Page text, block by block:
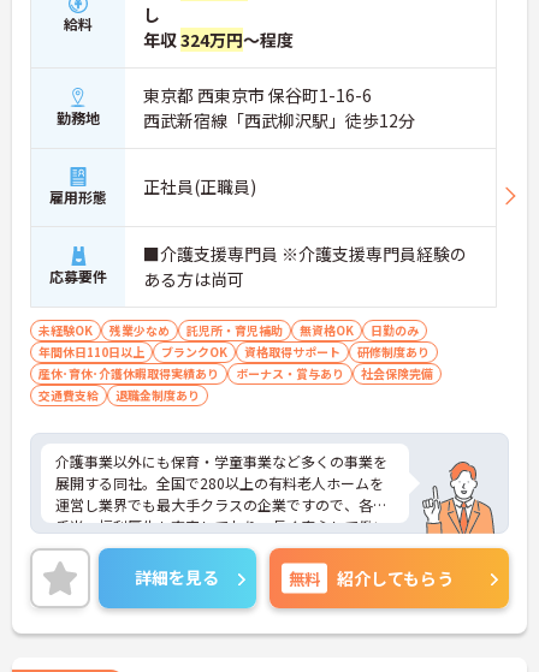
給料
し
年収324万円～程度
勤務地
東京都 西東京市 保谷町1-16-6
西武新宿線「西武柳沢駅」徒歩12分
雇用形態 正社員(正職員)
応募要件
■介護支援専門員 ※介護支援専門員経験の
ある方は尚可
未経験OK 残業少なめ 託児所・育児補助 無資格OK
日勤のみ
年間休日110日以上
ブランクOK 資格取得サポート
研修制度あり
産休･育休･介護休暇取得実績あり
ボーナス・賞与あり
社会保険完備
交通費支給
退職金制度あり
介護事業以外にも保育・学童事業など多くの事業を
展開する同社。全国で280以上の有料老人ホームを
運営し業界でも最大手クラスの企業ですので、各種
手当、福利厚生も充実しており、長く安心して働い
ていただける環境です。ご興味ある方には、面接対
策ポイントなど、さらに詳細をお話しいたしますの
でお気軽にご相談ください。
詳細を見る 無料 紹介してもらう